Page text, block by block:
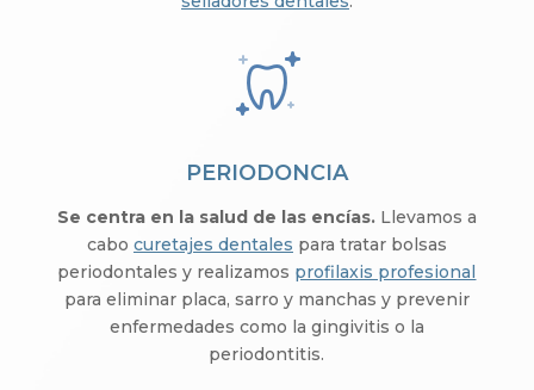
PERIODONCIA
Se centra en la salud de las encías.Llevamos a
cabo curetajes dentales para tratar bolsas
periodontales y realizamos profilaxis profesional
para eliminar placa, sarro y manchas y prevenir
enfermedades como la gingivitis o la
periodontitis.